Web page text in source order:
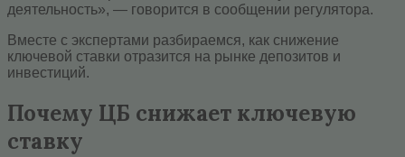
деятельность», — говорится в сообщении регулятора.
Вместе с экспертами разбираемся, как снижение
ключевой ставки отразится на рынке депозитов и
инвестиций.
Почему ЦБ снижает ключевую
ставку